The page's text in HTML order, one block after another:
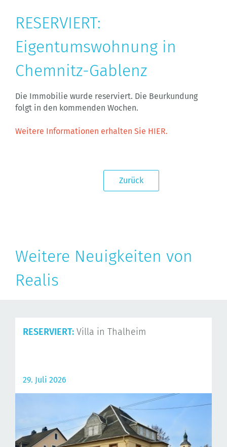
RESERVIERT:
Eigentumswohnung in
Chemnitz-Gablenz
Die Immobilie wurde reserviert. Die Beurkundung
folgt in den kommenden Wochen.
Weitere Informationen erhalten Sie HIER.
Zurück
Weitere Neuigkeiten von
Realis
RESERVIERT: Villa in Thalheim
29. Juli 2026